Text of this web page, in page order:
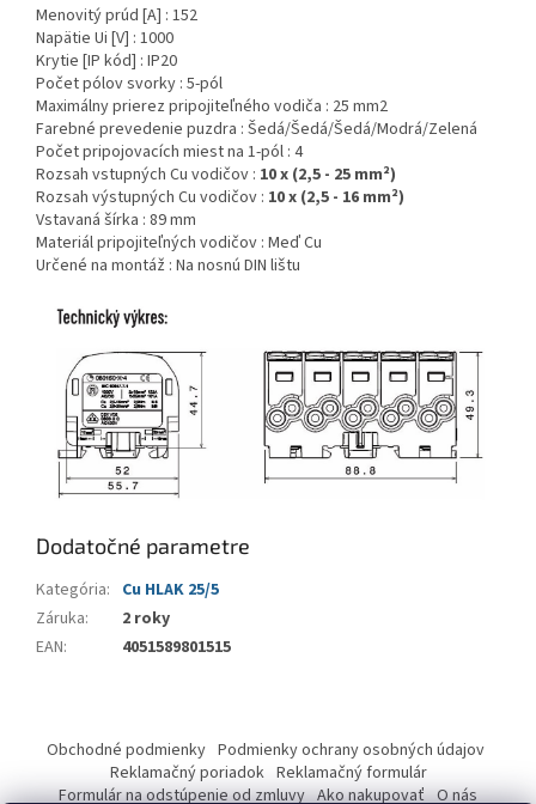
Menovitý prúd [A] : 152
Napätie Ui [V] : 1000
Krytie [IP kód] : IP20
Počet pólov svorky : 5-pól
Maximálny prierez pripojiteľného vodiča : 25 mm2
Farebné prevedenie puzdra : Šedá/Šedá/Šedá/Modrá/Zelená
Počet pripojovacích miest na 1-pól : 4
Rozsah vstupných Cu vodičov : 10x (2,5 - 25 mm²)
Rozsah výstupných Cu vodičov : 10 x (2,5 - 16 mm²)
Vstavaná šírka : 89 mm
Materiál pripojiteľných vodičov : Meď Cu
Určené na montáž : Na nosnú DIN lištu
Dodatočné parametre
Kategória: Cu HLAK 25/5
Záruka:
2 roky
EAN: 4051589801515
ä
Obchodné podmienky Podmienky ochrany osobných údajov
Reklamačný poriadok Reklamačný formulár
Formulár na odstúpenie od zmluvy Ako nakupovať O nás